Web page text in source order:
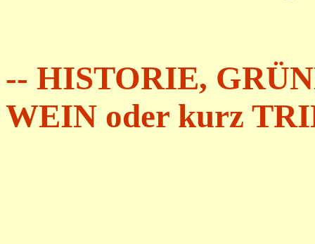
-- HISTORIE,
WEIN oder kurz